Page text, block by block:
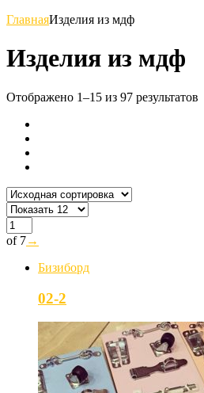
ГлавнаяИзделия из мдф
Изделия из мдф
Отображено 1–15 из 97 результатов
of 7→
Бизиборд
02-2